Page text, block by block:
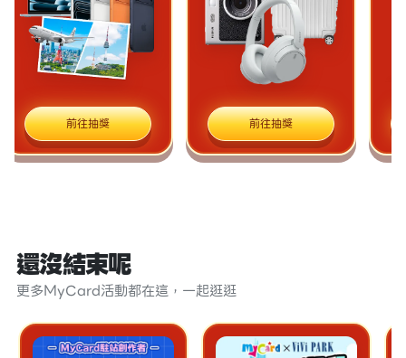
前往抽獎 前往抽獎
還沒結束呢
更多MyCard活動都在這，一起逛逛